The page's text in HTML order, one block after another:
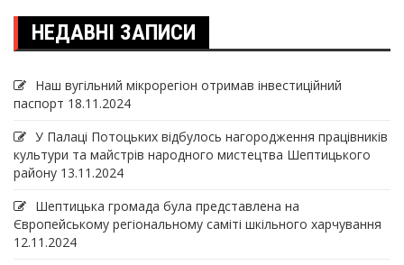
НЕДАВНІ ЗАПИСИ
Наш вугільний мікрорегіон отримав інвеcтиційний
паспорт 18.11.2024
У Палаці Потоцьких відбулось нагородження працівників
культури та майстрів народного мистецтва Шептицького
району 13.11.2024
Шептицька громада була представлена на
Європейському регіональному саміті шкільного харчування
12.11.2024